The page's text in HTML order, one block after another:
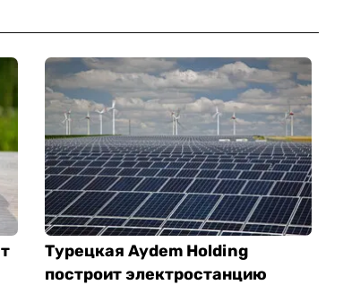
Турецкая Aydem Holding
построит электростанцию